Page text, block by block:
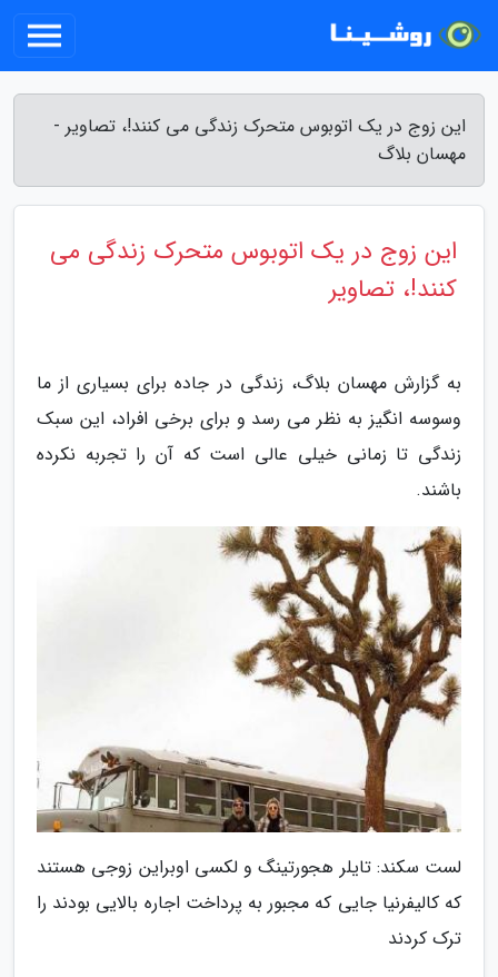
این زوج در یک اتوبوس متحرک زندگی می کنند!، تصاویر -
مهسان بلاگ
این زوج در یک اتوبوس متحرک زندگی می
کنند!، تصاویر
به گزارش مهسان بلاگ، زندگی در جاده برای بسیاری از ما
وسوسه انگیز به نظر می رسد و برای برخی افراد، این سبک
زندگی تا زمانی خیلی عالی است که آن را تجربه نکرده
باشند.
لست سکند: تایلر هجورتینگ و لکسی اوبراین زوجی هستند
که کالیفرنیا جایی که مجبور به پرداخت اجاره بالایی بودند را
ترک کردند